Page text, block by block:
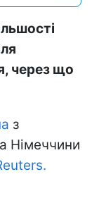
через що
з
Німеччини